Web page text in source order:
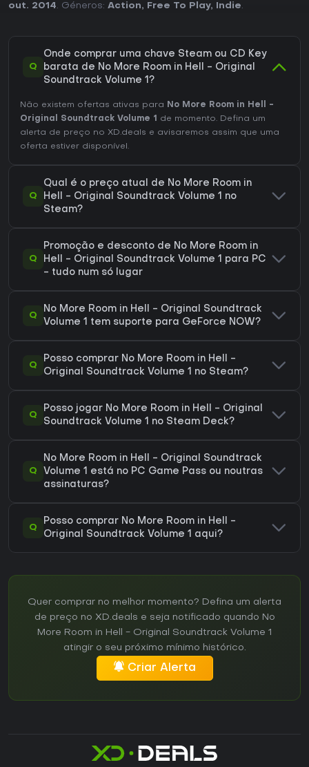
out. 2014. Géneros: Action, Free To Play, Indie.
Q
Onde comprar uma chave Steam ou CD Key
barata de No More Room in Hell - Original
Soundtrack Volume 1?
Não existem ofertas ativas para No More Room in Hell -
Original Soundtrack Volume 1
de momento. Defina um
alerta de preço no XD.deals e avisaremos assim que uma
oferta estiver disponível.
Q
Qual é o preço atual de No More Room in
Hell - Original Soundtrack Volume 1 no
Steam?
Q
Promoção e desconto de No More Room in
Hell - Original Soundtrack Volume 1 para PC
- tudo num só lugar
Q
No More Room in Hell - Original Soundtrack
Volume 1 tem suporte para GeForce NOW?
Q
Posso comprar No More Room in Hell -
Original Soundtrack Volume 1 no Steam?
Q
Posso jogar No More Room in Hell - Original
Soundtrack Volume 1 no Steam Deck?
Q
No More Room in Hell - Original Soundtrack
Volume 1 está no PC Game Pass ou noutras
assinaturas?
Q
Posso comprar No More Room in Hell -
Original Soundtrack Volume 1 aqui?
Quer comprar no melhor momento? Defina um alerta
de preço no XD.deals e seja notificado quando No
More Room in Hell - Original Soundtrack Volume 1
atingir o seu próximo mínimo histórico.
Criar Alerta